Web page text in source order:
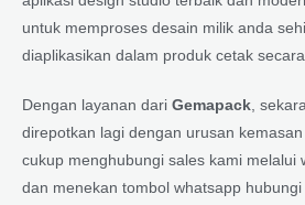
untuk memproses desain milik anda
diaplikasikan dalam produk cetak
Dengan layanan dari Gemapack,
direpotkan lagi dengan urusan
cukup menghubungi sales kami melalui
dan menekan tombol whatsapp hubungi